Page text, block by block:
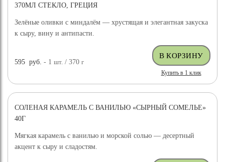
370МЛ СТЕКЛО, ГРЕЦИЯ
Зелёные оливки с миндалём — хрустящая и элегантная закуска
к сыру, вину и антипасти.
595 руб. - 1шт. / 370г
Купить в 1 клик
СОЛЕНАЯ КАРАМЕЛЬ С ВАНИЛЬЮ «СЫРНЫЙ СОМЕЛЬЕ»
40Г
Мягкая карамель с ванилью и морской солью — десертный
акцент к сыру и сладостям.